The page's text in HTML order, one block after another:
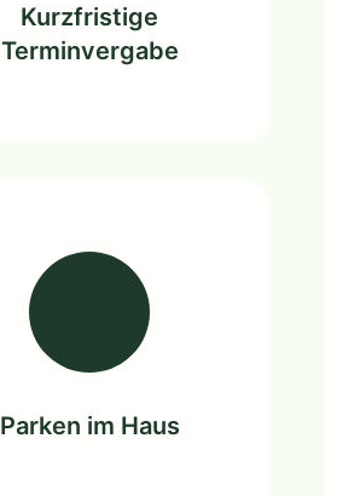
Kurzfristige
Terminvergabe
Parken im Haus